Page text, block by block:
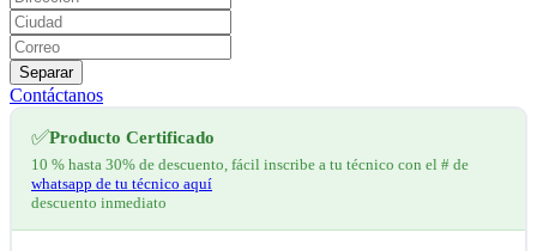
Separar
Contáctanos
✅Producto Certificado
10 % hasta 30% de descuento, fácil inscribe a tu técnico con el # de
whatsapp de tu técnico aquí
descuento inmediato